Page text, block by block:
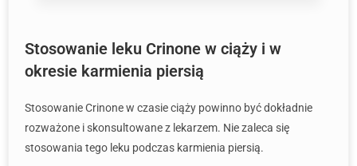
Stosowanie leku Crinone w ciąży i w
okresie karmienia piersią
Stosowanie Crinone w czasie ciąży powinno być dokładnie
rozważone i skonsultowane z lekarzem. Nie zaleca się
stosowania tego leku podczas karmienia piersią.